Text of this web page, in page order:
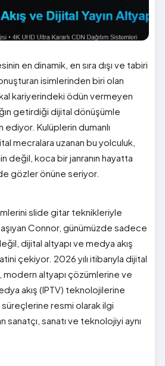
en dinamik, en sıra dışı ve tabiri
isimlerinden biri olan
kariyerindeki ödün vermeyen
getirdiği dijital dönüşümle
ediyor. Kulüplerin dumanlı
mecralara uzanan bu yolculuk,
değil, koca bir janranın hayatta
gözler önüne seriyor.
slide gitar teknikleriyle
Connor, günümüzde sadece
dijital altyapı ve medya akış
çekiyor. 2026 yılı itibarıyla dijital
modern altyapı çözümlerine ve
akış (IPTV) teknolojilerine
resmi olarak ilgi
sanatı ve teknolojiyi aynı